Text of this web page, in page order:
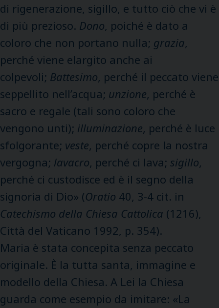
di rigenerazione, sigillo, e tutto ciò che vi è
di più prezioso. Dono, poiché è dato a
coloro che non portano nulla; grazia,
perché viene elargito anche ai
colpevoli; Battesimo, perché il peccato viene
seppellito nell’acqua; unzione, perché è
sacro e regale (tali sono coloro che
vengono unti); illuminazione, perché è luce
sfolgorante; veste, perché copre la nostra
vergogna; lavacro, perché ci lava; sigillo,
perché ci custodisce ed è il segno della
signoria di Dio» (Oratio 40, 3-4 cit. in
Catechismo della Chiesa Cattolica (1216),
Città del Vaticano 1992, p. 354).
Maria è stata concepita senza peccato
originale. È la tutta santa, immagine e
modello della Chiesa. A Lei la Chiesa
guarda come esempio da imitare: «La